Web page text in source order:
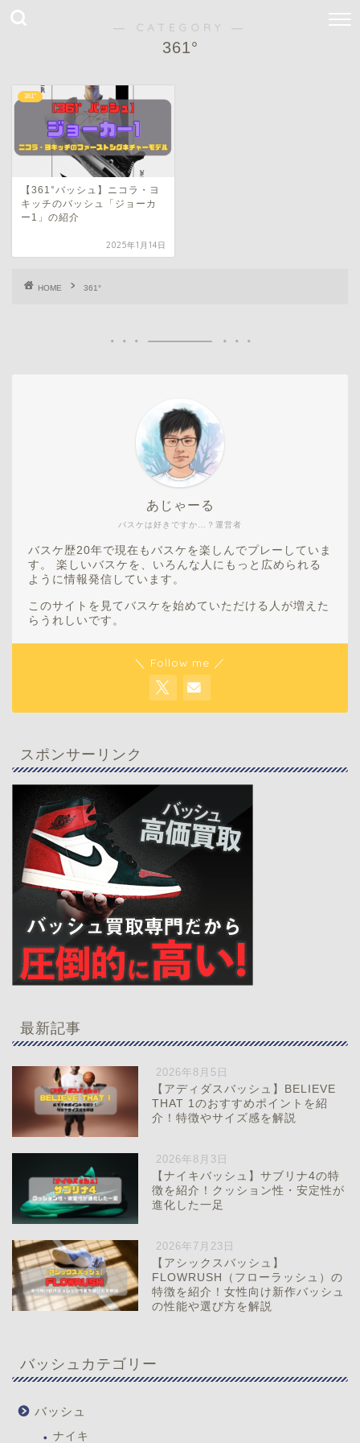
― CATEGORY ―
361°
361°
【361°バッシュ】ニコラ・ヨ
キッチのバッシュ「ジョーカ
ー1」の紹介
2025年1月14日
HOME 361°
バスケは好きですか…？運営者
あじゃーる
バスケ歴20年で現在もバスケを楽しんでプレーしていま
す。 楽しいバスケを、いろんな人にもっと広められる
ように情報発信しています。
このサイトを見てバスケを始めていただける人が増えた
らうれしいです。
＼ Follow me ／
スポンサーリンク
最新記事
2026年8月5日
【アディダスバッシュ】BELIEVE
THAT 1のおすすめポイントを紹
介！特徴やサイズ感を解説
2026年8月3日
【ナイキバッシュ】サブリナ4の特
徴を紹介！クッション性・安定性が
進化した一足
2026年7月23日
【アシックスバッシュ】
FLOWRUSH（フローラッシュ）の
特徴を紹介！女性向け新作バッシュ
の性能や選び方を解説
バッシュカテゴリー
バッシュ
ナイキ